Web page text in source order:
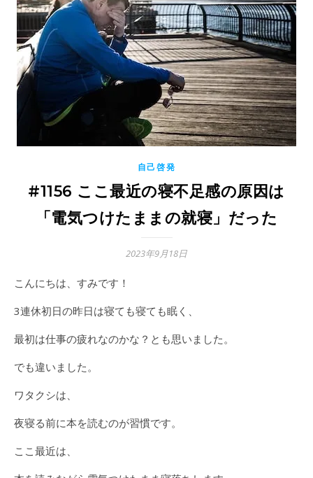
自己啓発
#1156 ここ最近の寝不足感の原因は
「電気つけたままの就寝」だった
2023年9月18日
こんにちは、すみです！
3連休初日の昨日は寝ても寝ても眠く、
最初は仕事の疲れなのかな？とも思いました。
でも違いました。
ワタクシは、
夜寝る前に本を読むのが習慣です。
ここ最近は、